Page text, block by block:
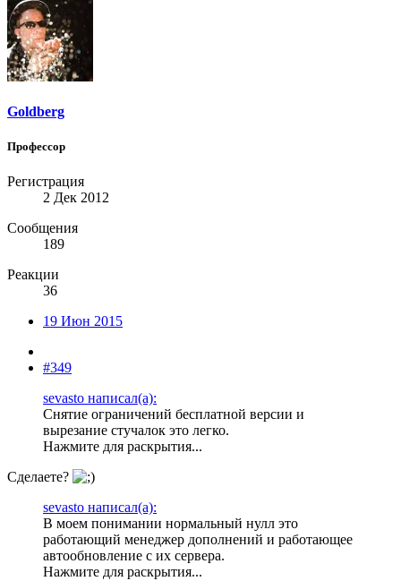
Goldberg
Профессор
Регистрация
2 Дек 2012
Сообщения
189
Реакции
36
19 Июн 2015
#349
sevasto написал(а):
Снятие ограничений бесплатной версии и
вырезание стучалок это легко.
Нажмите для раскрытия...
Сделаете?
sevasto написал(а):
В моем понимании нормальный нулл это
работающий менеджер дополнений и работающее
автообновление с их сервера.
Нажмите для раскрытия...